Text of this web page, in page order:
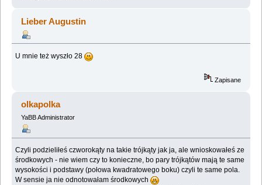
Lieber Augustin
U mnie też wyszło 28
Zapisane
olkapolka
YaBB Administrator
Czyli podzieliłeś czworokąty na takie trójkąty jak ja, ale wnioskowałeś ze
środkowych - nie wiem czy to konieczne, bo pary trójkątów mają te same
wysokości i podstawy (połowa kwadratowego boku) czyli te same pola.
W sensie ja nie odnotowałam środkowych